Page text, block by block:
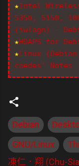
★Intel
5350, 5150,
(iwlagn) -
★HDAPS for
★Linux (Debian
caedes' Notes
Debian
GNU/Linux
凍仁．翔 (Chu-